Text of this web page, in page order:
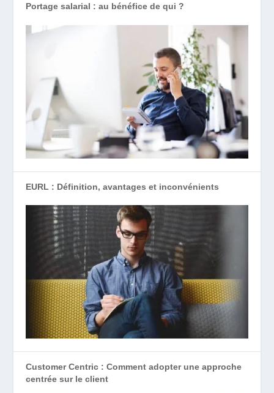
Portage salarial : au bénéfice de qui ?
EURL : Définition, avantages et inconvénients
Customer Centric : Comment adopter une approche
centrée sur le client